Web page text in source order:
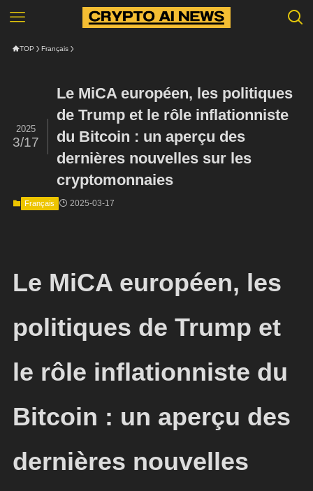
TOP Français
Le MiCA européen, les politiques
de Trump et le rôle inflationniste
du Bitcoin : un aperçu des
dernières nouvelles sur les
cryptomonnaies
2025
3/17
Français 2025-03-17
Le MiCA européen, les
politiques de Trump et
le rôle inflationniste du
Bitcoin : un aperçu des
dernières nouvelles